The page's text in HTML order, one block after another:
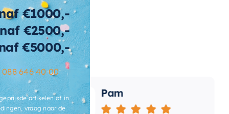
Mat
Gebogen Wandarm
Mat zwart
150 cm Pam
€1000,-
€2500,-
€5000,-
088 646 40 00
artikelen of in
vraag naar de